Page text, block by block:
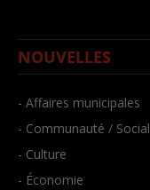
NOUVELLES
- Affaires municipales
- Communauté / Social
- Culture
- Économie